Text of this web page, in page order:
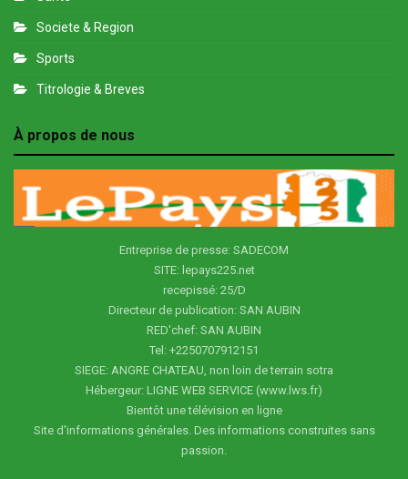
Societe & Region
Sports
Titrologie & Breves
À propos de nous
Entreprise de presse: SADECOM
SITE: lepays225.net
recepissé: 25/D
Directeur de publication: SAN AUBIN
RED'chef: SAN AUBIN
Tel: +2250707912151
SIEGE: ANGRE CHATEAU, non loin de terrain sotra
Hébergeur: LIGNE WEB SERVICE (www.lws.fr)
Bientôt une télévision en ligne
Site d'informations générales. Des informations construites sans
passion.